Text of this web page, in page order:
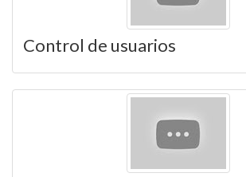
Control de usuarios